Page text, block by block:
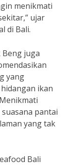
menikmati
ujar
di Bali.
Beng juga
yang
ikan
pantai
yang tak
Bali